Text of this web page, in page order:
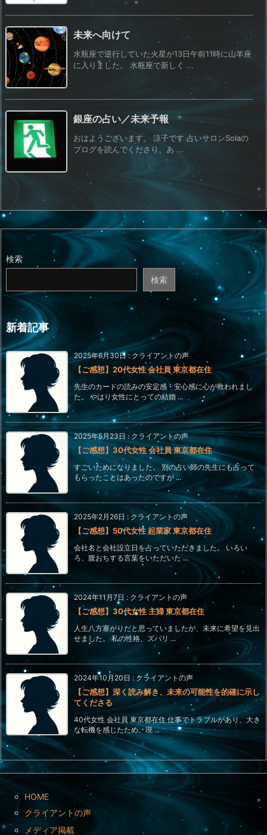
未来へ向けて
水瓶座で逆行していた火星が13日午前11時に山羊座
に入りました。 水瓶座で新しく ...
銀座の占い／未来予報
おはようございます。 涼子です 占いサロンSolaの
ブログを読んでくださり、あ ...
検索
検索
新着記事
2025年6月30日: クライアントの声
【ご感想】20代女性 会社員 東京都在住
先生のカードの読みの安定感・安心感に心が救われまし
た。 やはり女性にとっての結婚 ...
2025年5月23日:クライアントの声
【ご感想】30代女性 会社員 東京都在住
すごいためになりました。 別の占い師の先生にも占って
もらったことはあったのですが ...
2025年2月26日 : クライアントの声
【ご感想】50代女性 起業家 東京都在住
会社名と会社設立日を占っていただきました。 いろい
ろ、腹おちする言葉をいただいた ...
2024年11月7日 : クライアントの声
【ご感想】30代女性 主婦 東京都在住
人生八方塞がりだと思っていましたが、未来に希望を見出
せました。 私の性格、ズバリ ...
2024年10月20日 : クライアントの声
【ご感想】深く読み解き、未来の可能性を的確に示し
てくださる
40代女性 会社員 東京都在住 仕事でトラブルがあり、大き
な転機を感じたため、現 ...
HOME
クライアントの声
メディア掲載